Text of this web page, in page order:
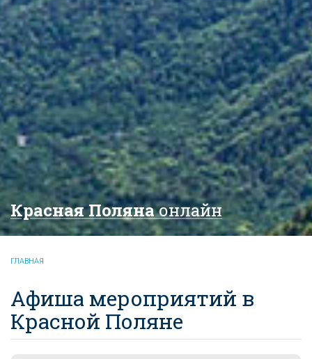
Красная Полянаонлайн
ГЛАВНАЯ
Афиша мероприятий в
Красной Поляне